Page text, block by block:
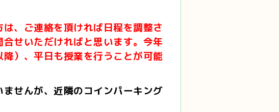
、ご連絡を頂ければ日程を調整さ
せいただければと思います。 今年
）、平日も授業を行うことが可能
せんが、近隣のコインパーキング